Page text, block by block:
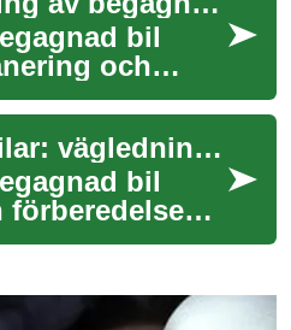
bil
och
fordonets
och
g...
Begagnade bilar: vägledning för köp, dokument och leasing
bil
förberedelse
vanliga
här texten går